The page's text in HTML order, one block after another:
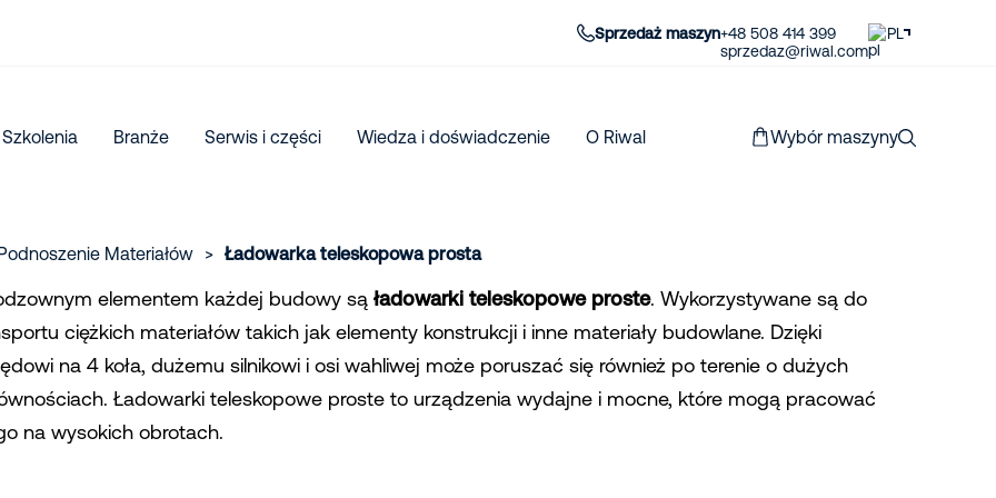
Sprzedaż maszyn+48 508 414 399
sprzedaz@riwal.com
PL
Szkolenia Branże Serwis i części Wiedza i doświadczenie O Riwal Wybór maszyny
Materiałów > Ładowarka teleskopowa prosta
elementem każdej budowy są ładowarki teleskopowe proste. Wykorzystywane są do
ciężkich materiałów takich jak elementy konstrukcji i inne materiały budowlane. Dzięki
na 4 koła, dużemu silnikowi i osi wahliwej może poruszać się również po terenie o dużych
Ładowarki teleskopowe proste to urządzenia wydajne i mocne, które mogą pracować
na wysokich obrotach.